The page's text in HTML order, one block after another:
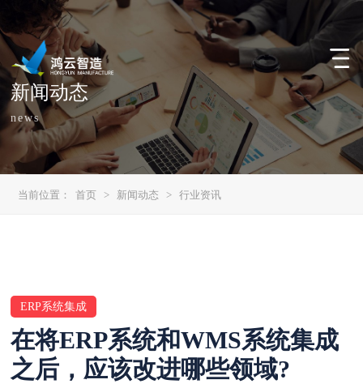
新闻动态
news
当前位置： 首页 > 新闻动态 > 行业资讯
ERP系统集成
在将ERP系统和WMS系统集成
之后，应该改进哪些领域?